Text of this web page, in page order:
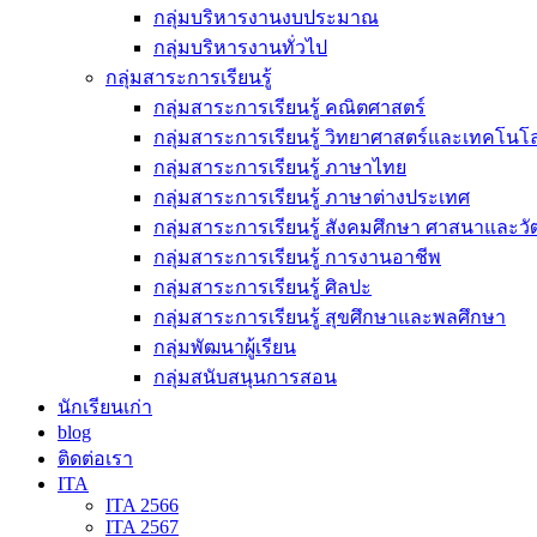
กลุ่มบริหารงานงบประมาณ
กลุ่มบริหารงานทั่วไป
กลุ่มสาระการเรียนรู้
กลุ่มสาระการเรียนรู้ คณิตศาสตร์
กลุ่มสาระการเรียนรู้ วิทยาศาสตร์และเทคโนโ
กลุ่มสาระการเรียนรู้ ภาษาไทย
กลุ่มสาระการเรียนรู้ ภาษาต่างประเทศ
กลุ่มสาระการเรียนรู้ สังคมศึกษา ศาสนาและ
กลุ่มสาระการเรียนรู้ การงานอาชีพ
กลุ่มสาระการเรียนรู้ ศิลปะ
กลุ่มสาระการเรียนรู้ สุขศึกษาและพลศึกษา
กลุ่มพัฒนาผู้เรียน
กลุ่มสนับสนุนการสอน
นักเรียนเก่า
blog
ติดต่อเรา
ITA
ITA 2566
ITA 2567